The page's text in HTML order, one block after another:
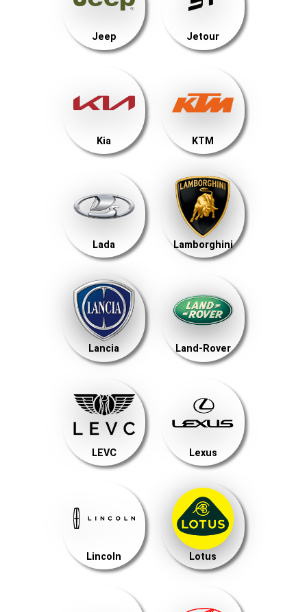
Jeep Jetour
Kia KTM
Lada Lamborghini
Lancia Land-Rover
LEVC Lexus
Lincoln Lotus